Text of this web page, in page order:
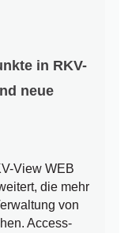
in RKV-
neue
View WEB
die mehr
von
Access-